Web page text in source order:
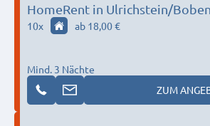
HomeRent in Ulrichstein/
Umgebung
10x ab 18,00 €
Mind. 3 Nächte
ZUM